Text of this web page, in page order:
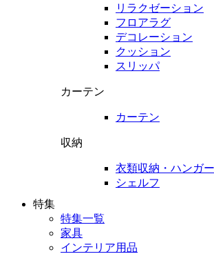
リラクゼーション
フロアラグ
デコレーション
クッション
スリッパ
カーテン
カーテン
収納
衣類収納・ハンガ
シェルフ
特集
特集一覧
家具
インテリア用品